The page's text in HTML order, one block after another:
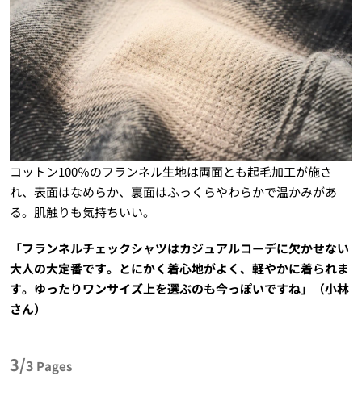
コットン100％のフランネル生地は両面とも起毛加工が施さ
れ、表面はなめらか、裏面はふっくらやわらかで温かみがあ
る。肌触りも気持ちいい。
「フランネルチェックシャツはカジュアルコーデに欠かせない
大人の大定番です。とにかく着心地がよく、軽やかに着られま
す。ゆったりワンサイズ上を選ぶのも今っぽいですね」（小林
さん）
3/3 Pages